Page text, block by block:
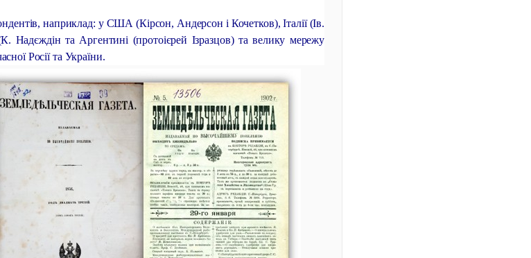
наприклад: у США (Кірсон, Андерсон і Кочетков), Італії (Ів.
Надєждін та Аргентині (протоієрей Ізразцов) та велику мережу
Росії та України.